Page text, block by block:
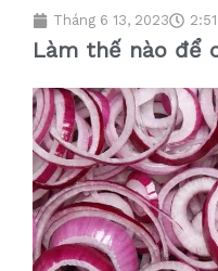
Tháng 6 13, 2023
Làm thế nào để